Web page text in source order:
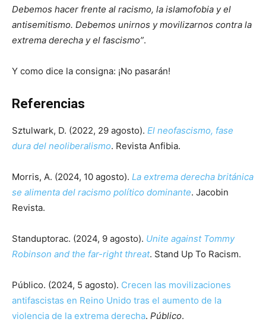
Debemos hacer frente al racismo, la islamofobia y el
antisemitismo. Debemos unirnos y movilizarnos contra la
extrema derecha y el fascismo”.
Y como dice la consigna: ¡No pasarán!
Referencias
Sztulwark, D. (2022, 29 agosto). El neofascismo, fase
dura del neoliberalismo. Revista Anfibia.
Morris, A. (2024, 10 agosto). La extrema derecha británica
se alimenta del racismo político dominante. Jacobin
Revista.
Standuptorac. (2024, 9 agosto). Unite against Tommy
Robinson and the far-right threat. Stand Up To Racism.
Público. (2024, 5 agosto). Crecen las movilizaciones
antifascistas en Reino Unido tras el aumento de la
violencia de la extrema derecha. Público.